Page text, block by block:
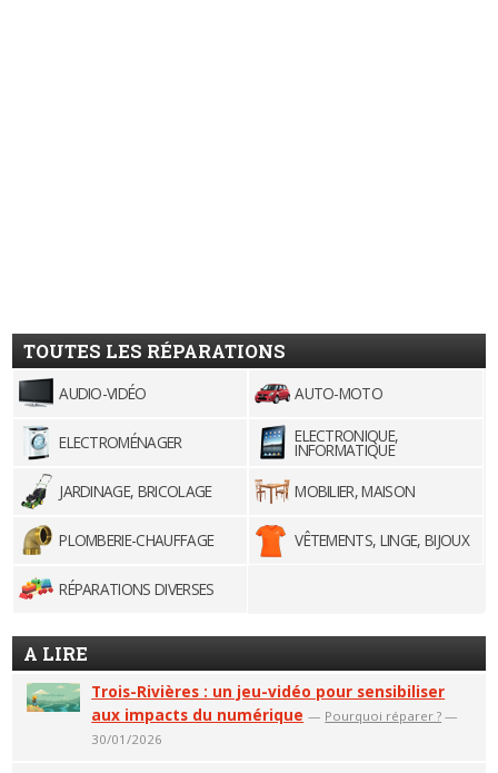
TOUTES LES RÉPARATIONS
AUDIO-VIDÉO AUTO-MOTO
ELECTROMÉNAGER ELECTRONIQUE,
INFORMATIQUE
JARDINAGE, BRICOLAGE
MOBILIER, MAISON
PLOMBERIE-CHAUFFAGE VÊTEMENTS, LINGE, BIJOUX
RÉPARATIONS DIVERSES
A LIRE
Trois-Rivières : un jeu-vidéo pour sensibiliser
aux impacts du numérique — Pourquoi réparer ? —
30/01/2026